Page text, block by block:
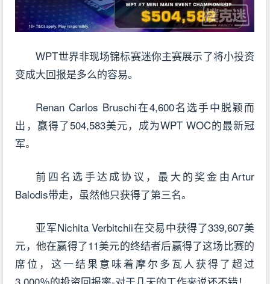
WPT世界非现场锦标赛迷你主赛展示了将小投资
变成大回报是多么的容易。
Renan Carlos Bruschi在4,600名选手中脱颖而
出，赢得了504,583美元，成为WPT WOC的最新冠
军。
前四名选手达成协议，最大的奖金由Artur
Balodis带走，虽然他只获得了第三名。
亚军Nichita Verbitchii在交易中获得了339,607美
元，他在赢得了11美元的终结者后赢得了这场比赛的
席位，这一结果意味着摩尔多瓦人获得了超过